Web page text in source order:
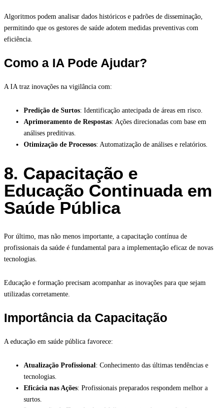
Algoritmos podem analisar dados históricos e padrões de disseminação,
permitindo que os gestores de saúde adotem medidas preventivas com
eficiência.
Como a IA Pode Ajudar?
A IA traz inovações na vigilância com:
Predição de Surtos: Identificação antecipada de áreas em risco.
Aprimoramento de Respostas: Ações direcionadas com base em
análises preditivas.
Otimização de Processos: Automatização de análises e relatórios.
8. Capacitação e
Educação Continuada em
Saúde Pública
Por último, mas não menos importante, a capacitação contínua de
profissionais da saúde é fundamental para a implementação eficaz de novas
tecnologias.
Educação e formação precisam acompanhar as inovações para que sejam
utilizadas corretamente.
Importância da Capacitação
A educação em saúde pública favorece:
Atualização Profissional : Conhecimento das últimas tendências e
tecnologias.
Eficácia nas Ações: Profissionais preparados respondem melhor a
surtos.